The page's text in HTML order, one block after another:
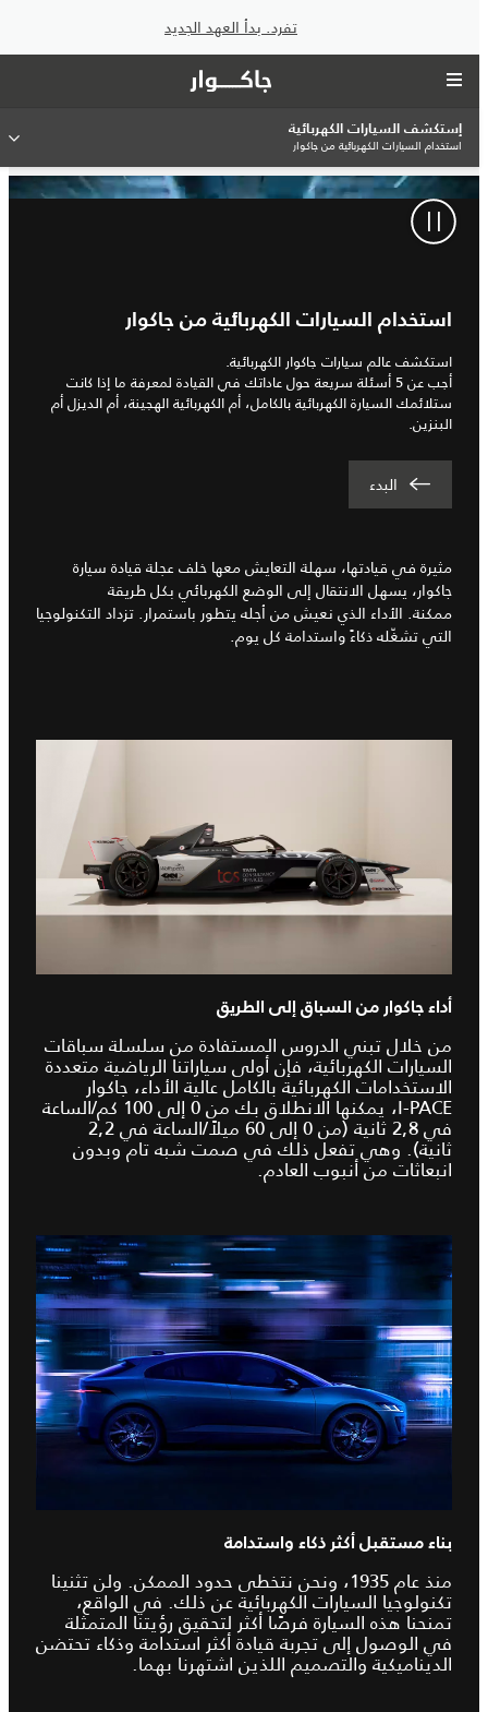
تفرد. بدأ العهد الجديد
إستكشف السيارات الكهربائية
استخدام السيارات الكهربائية من جاكوار
استخدام السيارات الكهربائية من جاكوار
استكشف عالم سيارات جاكوار الكهربائية.
أجب عن 5 أسئلة سريعة حول عاداتك في القيادة لمعرفة ما إذا كانت
ستلائمك السيارة الكهربائية بالكامل، أم الكهربائية الهجينة، أم الديزل أم
البنزين.
البدء
مثيرة في قيادتها، سهلة التعايش معها خلف عجلة قيادة سيارة
جاكوار، يسهل الانتقال إلى الوضع الكهربائي بكل طريقة
ممكنة. الأداء الذي نعيش من أجله يتطور باستمرار. تزداد التكنولوجيا
التي تشغّله ذكاءً واستدامة كل يوم.
أداء جاكوار من السباق إلى الطريق
من خلال تبني الدروس المستفادة من سلسلة سباقات
السيارات الكهربائية، فإن أولى سياراتنا الرياضية متعددة
الاستخدامات الكهربائية بالكامل عالية الأداء، جاكوار
I‑PACE، يمكنها الانطلاق بك من 0 إلى 100 كم/الساعة
في 2,8 ثانية (من 0 إلى 60 ميلاً/الساعة في 2,2
ثانية). وهي تفعل ذلك في صمت شبه تام وبدون
انبعاثات من أنبوب العادم.
بناء مستقبل أكثر ذكاء واستدامة
منذ عام 1935، ونحن نتخطى حدود الممكن. ولن تثنينا
تكنولوجيا السيارات الكهربائية عن ذلك. في الواقع،
تمنحنا هذه السيارة فرصًا أكثر لتحقيق رؤيتنا المتمثلة
في الوصول إلى تجربة قيادة أكثر استدامة وذكاء تحتضن
الديناميكية والتصميم اللذين اشتهرنا بهما.